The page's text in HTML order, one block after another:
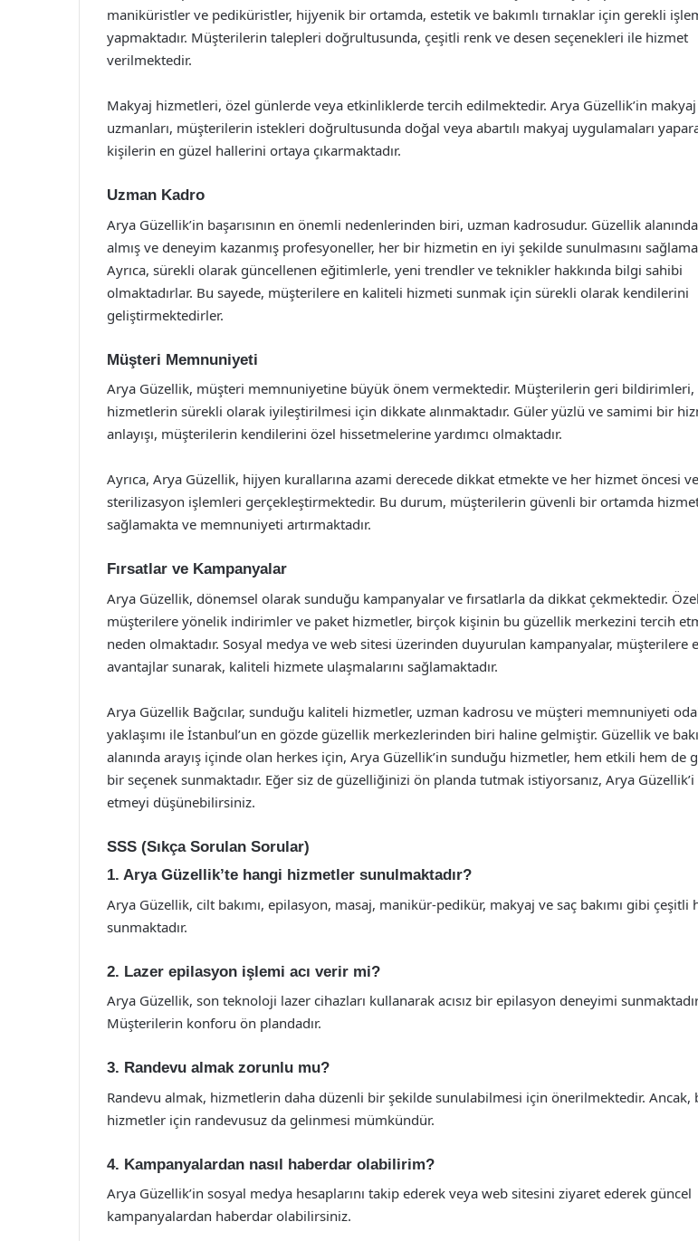
maniküristler ve pediküristler, hijyenik bir ortamda, estetik ve bakımlı tırnaklar için gerekli
yapmaktadır. Müşterilerin talepleri doğrultusunda, çeşitli renk ve desen seçenekleri ile hizmet
verilmektedir.
Makyaj hizmetleri, özel günlerde veya etkinliklerde tercih edilmektedir. Arya Güzellik’in makyaj
uzmanları, müşterilerin istekleri doğrultusunda doğal veya abartılı makyaj uygulamaları
kişilerin en güzel hallerini ortaya çıkarmaktadır.
Uzman Kadro
Arya Güzellik’in başarısının en önemli nedenlerinden biri, uzman kadrosudur. Güzellik
almış ve deneyim kazanmış profesyoneller, her bir hizmetin en iyi şekilde sunulmasını
Ayrıca, sürekli olarak güncellenen eğitimlerle, yeni trendler ve teknikler hakkında bilgi sahibi
olmaktadırlar. Bu sayede, müşterilere en kaliteli hizmeti sunmak için sürekli olarak kendilerini
geliştirmektedirler.
Müşteri Memnuniyeti
Arya Güzellik, müşteri memnuniyetine büyük önem vermektedir. Müşterilerin geri bildirimleri,
hizmetlerin sürekli olarak iyileştirilmesi için dikkate alınmaktadır. Güler yüzlü ve samimi bir
anlayışı, müşterilerin kendilerini özel hissetmelerine yardımcı olmaktadır.
Ayrıca, Arya Güzellik, hijyen kurallarına azami derecede dikkat etmekte ve her hizmet öncesi
sterilizasyon işlemleri gerçekleştirmektedir. Bu durum, müşterilerin güvenli bir ortamda hizmet
sağlamakta ve memnuniyeti artırmaktadır.
Fırsatlar ve Kampanyalar
Arya Güzellik, dönemsel olarak sunduğu kampanyalar ve fırsatlarla da dikkat çekmektedir.
müşterilere yönelik indirimler ve paket hizmetler, birçok kişinin bu güzellik merkezini tercih
neden olmaktadır. Sosyal medya ve web sitesi üzerinden duyurulan kampanyalar, müşterilere
avantajlar sunarak, kaliteli hizmete ulaşmalarını sağlamaktadır.
Arya Güzellik Bağcılar, sunduğu kaliteli hizmetler, uzman kadrosu ve müşteri memnuniyeti
yaklaşımı ile İstanbul’un en gözde güzellik merkezlerinden biri haline gelmiştir. Güzellik ve
alanında arayış içinde olan herkes için, Arya Güzellik’in sunduğu hizmetler, hem etkili hem de
bir seçenek sunmaktadır. Eğer siz de güzelliğinizi ön planda tutmak istiyorsanız, Arya
etmeyi düşünebilirsiniz.
SSS (Sıkça Sorulan Sorular)
1. Arya Güzellik’te hangi hizmetler sunulmaktadır?
Arya Güzellik, cilt bakımı, epilasyon, masaj, manikür-pedikür, makyaj ve saç bakımı gibi çeşitli
sunmaktadır.
2. Lazer epilasyon işlemi acı verir mi?
Arya Güzellik, son teknoloji lazer cihazları kullanarak acısız bir epilasyon deneyimi
Müşterilerin konforu ön plandadır.
3. Randevu almak zorunlu mu?
Randevu almak, hizmetlerin daha düzenli bir şekilde sunulabilmesi için önerilmektedir. Ancak,
hizmetler için randevusuz da gelinmesi mümkündür.
4. Kampanyalardan nasıl haberdar olabilirim?
Arya Güzellik’in sosyal medya hesaplarını takip ederek veya web sitesini ziyaret ederek güncel
kampanyalardan haberdar olabilirsiniz.